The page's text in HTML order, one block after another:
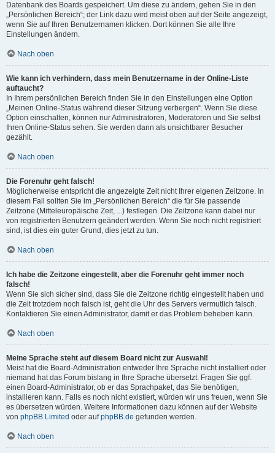
Datenbank des Boards gespeichert. Um diese zu ändern, gehen Sie in den
„Persönlichen Bereich“; der Link dazu wird meist oben auf der Seite angezeigt,
wenn Sie auf Ihren Benutzernamen klicken. Dort können Sie alle Ihre
Einstellungen ändern.
Nach oben
Wie kann ich verhindern, dass mein Benutzername in der Online-Liste
auftaucht?
In Ihrem persönlichen Bereich finden Sie in den Einstellungen eine Option
„Meinen Online-Status während dieser Sitzung verbergen“. Wenn Sie diese
Option einschalten, können nur Administratoren, Moderatoren und Sie selbst
Ihren Online-Status sehen. Sie werden dann als unsichtbarer Besucher
gezählt.
Nach oben
Die Forenuhr geht falsch!
Möglicherweise entspricht die angezeigte Zeit nicht Ihrer eigenen Zeitzone. In
diesem Fall sollten Sie im „Persönlichen Bereich“ die für Sie passende
Zeitzone (Mitteleuropäische Zeit, ...) festlegen. Die Zeitzone kann dabei nur
von registrierten Benutzern geändert werden. Wenn Sie noch nicht registriert
sind, ist dies ein guter Grund, dies jetzt zu tun.
Nach oben
Ich habe die Zeitzone eingestellt, aber die Forenuhr geht immer noch
falsch!
Wenn Sie sich sicher sind, dass Sie die Zeitzone richtig eingestellt haben und
die Zeit trotzdem noch falsch ist, geht die Uhr des Servers vermutlich falsch.
Kontaktieren Sie einen Administrator, damit er das Problem beheben kann.
Nach oben
Meine Sprache steht auf diesem Board nicht zur Auswahl!
Meist hat die Board-Administration entweder Ihre Sprache nicht installiert oder
niemand hat das Forum bislang in Ihre Sprache übersetzt. Fragen Sie ggf.
einen Board-Administrator, ob er das Sprachpaket, das Sie benötigen,
installieren kann. Falls es noch nicht existiert, würden wir uns freuen, wenn Sie
es übersetzen würden. Weitere Informationen dazu können auf der Website
von phpBB Limited oder aufphpBB.de gefunden werden.
Nach oben